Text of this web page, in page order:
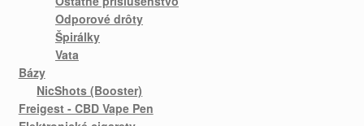
Odporové drôty
Špirálky
Vata
Bázy
NicShots (Booster)
Freigest - CBD Vape Pen